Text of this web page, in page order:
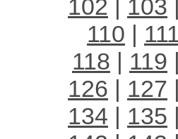
102 | 103
110 |
118 | 119
126 | 127
134 | 135